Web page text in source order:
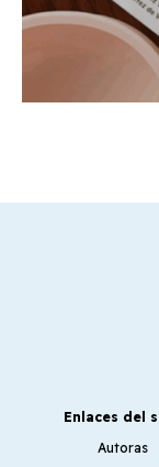
Enlaces del
Autoras